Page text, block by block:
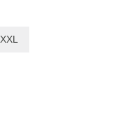
XXL